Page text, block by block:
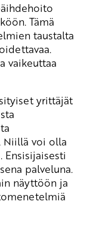
Tämä
taustalta
vaikeuttaa
yrittäjät
Niillä voi olla
palveluna.
näyttöön ja